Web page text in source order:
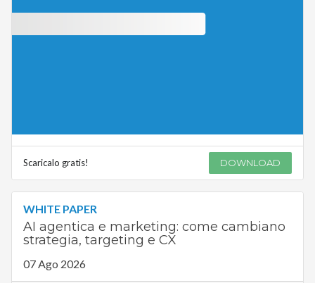
Scaricalo gratis! DOWNLOAD
WHITE PAPER
AI agentica e marketing: come cambiano
strategia, targeting e CX
07 Ago 2026